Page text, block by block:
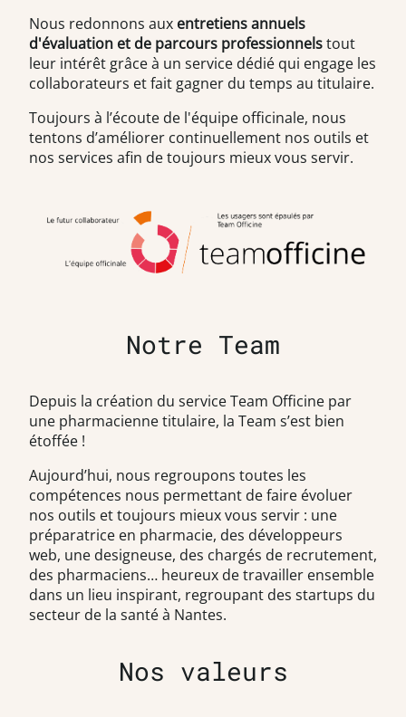
Nous redonnons aux entretiens annuels
d'évaluation et de parcours professionnelstout
leur intérêt grâce à un service dédié qui engage les
collaborateurs et fait gagner du temps au titulaire.
Toujours à l’écoute de l'équipe officinale, nous
tentons d’améliorer continuellement nos outils et
nos services afin de toujours mieux vous servir.
Notre Team
Depuis la création du service Team Officine par
une pharmacienne titulaire, la Team s’est bien
étoffée !
Aujourd’hui, nous regroupons toutes les
compétences nous permettant de faire évoluer
nos outils et toujours mieux vous servir : une
préparatrice en pharmacie, des développeurs
web, une designeuse, des chargés de recrutement,
des pharmaciens… heureux de travailler ensemble
dans un lieu inspirant, regroupant des startups du
secteur de la santé à Nantes.
Nos valeurs